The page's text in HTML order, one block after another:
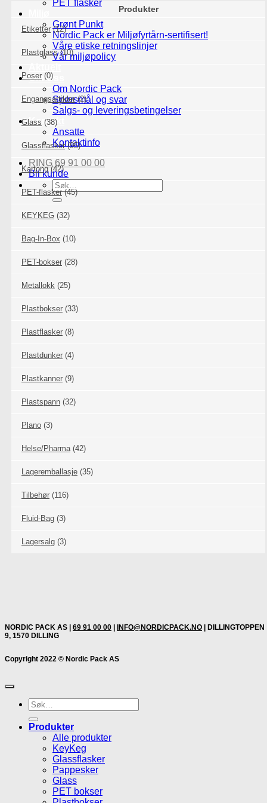
PET flasker
Grønt Punkt
Nordic Pack er Miljøfyrtårn-sertifisert!
Våre etiske retningslinjer
Vår miljøpolicy
Om Oss
Om Nordic Pack
Spørsmål og svar
Salgs- og leveringsbetingelser
Kontakt
Ansatte
Kontaktinfo
RING 69 91 00 00
Bli kunde
Søk
etter:
Produkter
Etiketter (12)
Plastglass(10)
Poser(0)
Engangsartikler(2)
Glass (38)
Glassflasker(95)
Kartong(42)
PET-flasker(45)
KEYKEG (32)
Bag-In-Box (10)
PET-bokser (28)
Metallokk (25)
Plastbokser (33)
Plastflasker (8)
Plastdunker (4)
Plastkanner (9)
Plastspann (32)
Plano (3)
Helse/Pharma(42)
Lageremballasje (35)
Tilbehør (116)
Fluid-Bag (3)
Lagersalg (3)
NORDIC PACK AS | 69 91 00 00 INFO@NORDICPACK.NO | DILLINGTOPPEN
9, 1570 DILLING
Copyright 2022 © Nordic Pack AS
Søk
etter:
Produkter
Alle produkter
KeyKeg
Glassflasker
Pappesker
Glass
PET bokser